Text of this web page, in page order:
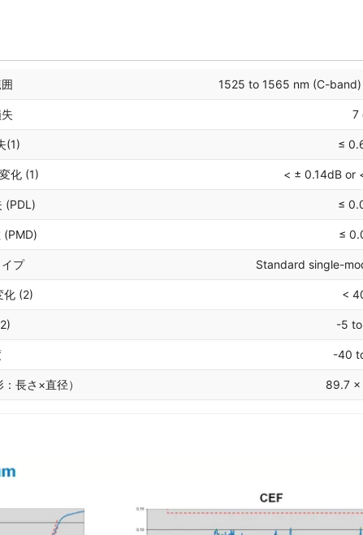
1525 to 1565 nm (C-
7
(1) ≤
化 (1) < ± 0.14dB or
(PDL) ≤
(PMD) ≤
プ Standard single-
化 (2) <
-5
-40
長さ×直径） 89.7 x